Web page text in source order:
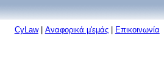
CyLaw| Αναφορικά μ'εμάς| Επικοινωνία